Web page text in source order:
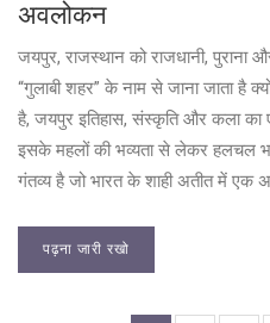
अवलोकन
जयपुर, राजस्थान को राजधानी,
“गुलाबी शहर” के नाम से जाना जाता है
है, जयपुर इतिहास, संस्कृति और कला का
इसके महलों की भव्यता से लेकर हलचल
गंतव्य है जो भारत के शाही अतीत में एक
पढ़ना जारी रखो